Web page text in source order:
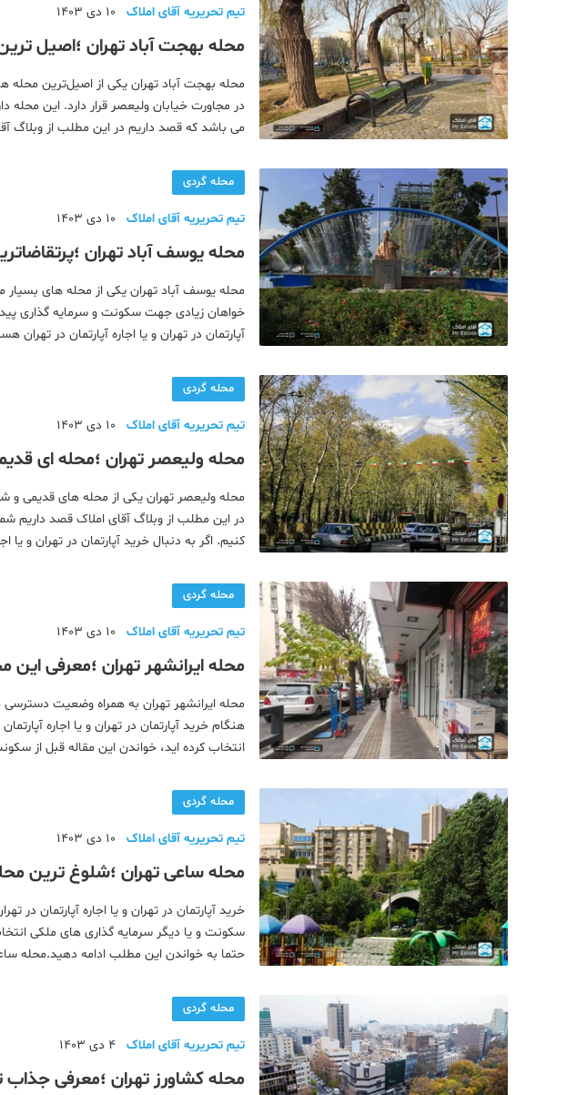
تیم تحریریه آقای املاک 10 دی 1403
محله بهجت آباد تهران ؛اصیل
محله بهجت‌ آباد تهران یکی از اصیل‌ترین محله
در مجاورت خیابان ولیعصر قرار دارد. این محله
می باشد که قصد داریم در این مطلب از وبلاگ
محله گردی
تیم تحریریه آقای املاک 10 دی 1403
محله یوسف آباد تهران
محله یوسف آباد تهران یکی از محله های
خواهان زیادی جهت سکونت و سرمایه گذاری
آپارتمان در تهران و یا اجاره آپارتمان در
محله گردی
تیم تحریریه آقای املاک 10 دی 1403
محله ولیعصر تهران ؛محله ای
محله ولیعصر تهران یکی از محله های قدیمی و
در این مطلب از وبلاگ آقای املاک قصد داریم
کنیم. اگر به دنبال خرید آپارتمان در تهران و یا
محله گردی
تیم تحریریه آقای املاک 10 دی 1403
محله ایرانشهر تهران ؛معرفی این
سکونت دارند!
محله ایرانشهر تهران به همراه وضعیت دسترسی
هنگام خرید آپارتمان در تهران و یا اجاره
انتخاب کرده اید، خواندن این مقاله قبل از
محله گردی
تیم تحریریه آقای املاک 10 دی 1403
محله ساعی تهران ؛شلوغ ترین
خرید آپارتمان در تهران و یا اجاره آپارتمان در
سکونت و یا دیگر سرمایه گذاری های ملکی
حتما به خواندن این مطلب ادامه دهید.محله
محله گردی
تیم تحریریه آقای املاک 4 دی 1403
محله کشاورز تهران ؛معرفی جذاب